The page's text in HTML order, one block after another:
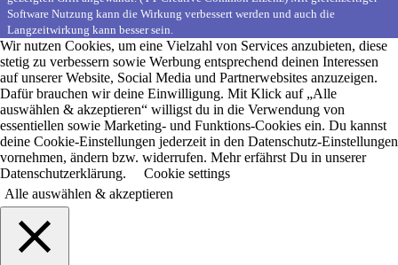
Software Nutzung kann die Wirkung verbessert werden und auch die
Langzeitwirkung kann besser sein.
Wir nutzen Cookies, um eine Vielzahl von Services anzubieten, diese
stetig zu verbessern sowie Werbung entsprechend deinen Interessen
auf unserer Website, Social Media und Partnerwebsites anzuzeigen.
Dafür brauchen wir deine Einwilligung. Mit Klick auf „Alle
auswählen & akzeptieren“ willigst du in die Verwendung von
essentiellen sowie Marketing- und Funktions-Cookies ein. Du kannst
deine Cookie-Einstellungen jederzeit in den Datenschutz-Einstellungen
vornehmen, ändern bzw. widerrufen. Mehr erfährst Du in unserer
Datenschutzerklärung.
Cookie settings
Alle auswählen & akzeptieren